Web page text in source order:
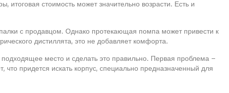
итоговая стоимость может значительно возрасти. Есть и
с продавцом. Однако протекающая помпа может привести к
дистиллята, это не добавляет комфорта.
место и сделать это правильно. Первая проблема –
что придется искать корпус, специально предназначенный для